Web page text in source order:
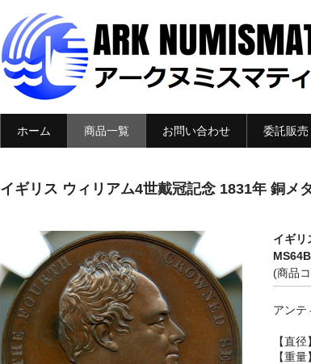
ホーム 商品一覧 お問い合わせ 委託販売
イギリス ウィリアム4世戴冠記念 1831年 銅メ
イギリ
(商品
アンテ
【直
【重量